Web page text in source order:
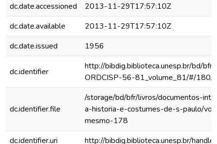
dc.date.accessioned
2013-11-29T17:57:10Z
dc.date.available
2013-11-29T17:57:10Z
dc.date.issued
1956
dc.identifier
http://bibdig.biblioteca.unesp.br/bd/
ORDCISP-56-81_volume_81/#/180/
dc.identifier.file
/storage/bd/bfr/livros/documentos-
a-historia-e-costumes-de-s-paulo/
mesmo-178
dc.identifier.uri
http://bibdig.biblioteca.unesp.br/